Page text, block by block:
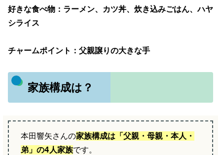
好きな食べ物：ラーメン、カツ丼、炊き込みごはん、ハヤ
シライス
チャームポイント：父親譲りの大きな手
家族構成は？
本田響矢さんの家族構成は「父親・母親・本人・
弟」の4人家族です。